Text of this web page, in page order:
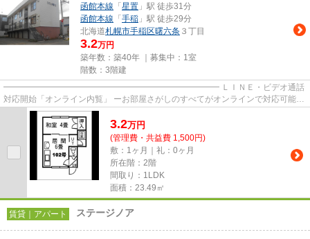
函館本線 「 星置 」駅 徒歩31分
函館本線 「 手稲 」駅 徒歩29分
北海道札幌市手稲区曙六条 ３丁目
3.2万円
築年数：築40年 ｜募集中： 1室
階数：3階建
━━━━━━━━━━━━━━━━━━━━━━━━━━ ＬＩＮＥ・ビデオ通話
対応開始「オンライン内覧」 ーお部屋さがしのすべてがオンラインで対応可能ー
━━━━━━━━━━━━━━━━━━━━━━━━━━ スマートフォンだけで
3.2万円
(管理費・共益費 1,500円)
敷：1ヶ月｜礼：0ヶ月
所在階：2階
間取り：1LDK
面積：23.49㎡
賃貸｜アパート ステージノア